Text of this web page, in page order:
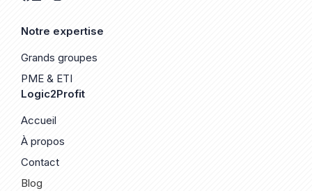
Notre expertise
Grands groupes
PME & ETI
Logic2Profit
Accueil
À propos
Contact
Blog